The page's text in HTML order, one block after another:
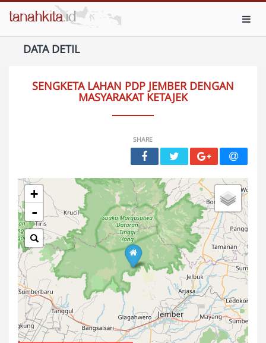
DATA DETIL
SENGKETA LAHAN PDP JEMBER DENGAN
MASYARAKAT KETAJEK
SHARE
+
-